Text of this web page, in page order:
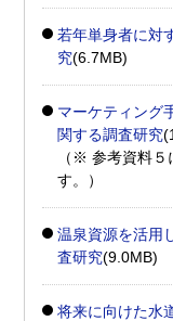
若年単身者に対
究(6.7MB)
マーケティング
関する調査研究
（※ 参考資料
す。）
温泉資源を活用
査研究(9.0MB)
将来に向けた水